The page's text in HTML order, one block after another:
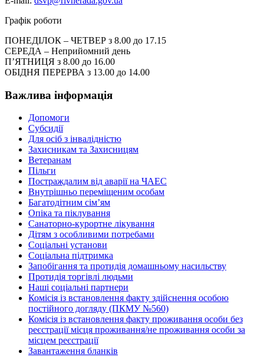
Графік роботи
ПОНЕДІЛОК – ЧЕТВЕР з 8.00 до 17.15
СЕРЕДА – Неприйомний день
П’ЯТНИЦЯ з 8.00 до 16.00
ОБІДНЯ ПЕРЕРВА з 13.00 до 14.00
Важлива інформація
Допомоги
Субсидії
Для осіб з інвалідністю
Захисникам та Захисницям
Ветеранам
Пільги
Постраждалим від аварії на ЧАЕС
Внутрішньо переміщеним особам
Багатодітним сім’ям
Опіка та піклування
Санаторно-курортне лікування
Дітям з особливими потребами
Соціальні установи
Соціальна підтримка
Запобігання та протидія домашньому насильству
Протидія торгівлі людьми
Наші соціальні партнери
Комісія із встановлення факту здійснення особою
постійного догляду (ПКМУ №560)
Комісія із встановлення факту проживання особи без
реєстрації місця проживання/не проживання особи за
місцем реєстрації
Завантаження бланків